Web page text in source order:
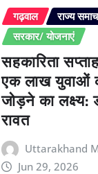
गढ़वाल
राज्य
सरकार/ योजनाएं
सहकारिता
एक लाख युवाओं
जोड़ने का लक्ष्य:
रावत
Uttarakhand
Jun 29, 2026